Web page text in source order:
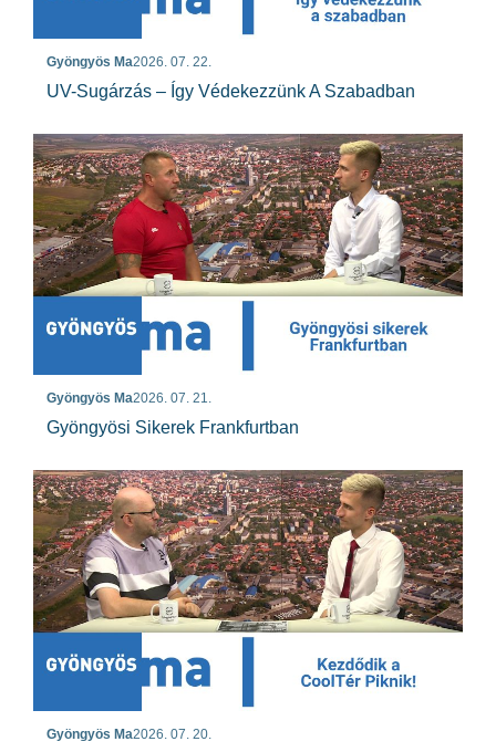
Gyöngyös Ma2026. 07. 22.
UV-Sugárzás – Így Védekezzünk A Szabadban
Gyöngyös Ma2026. 07. 21.
Gyöngyösi Sikerek Frankfurtban
Gyöngyös Ma2026. 07. 20.